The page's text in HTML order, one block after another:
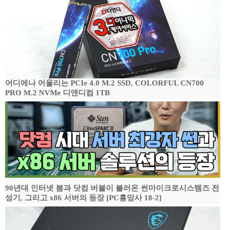
어디에나 어울리는 PCIe 4.0 M.2 SSD, COLORFUL CN700
PRO M.2 NVMe 디앤디컴 1TB
90년대 인터넷 붐과 닷컴 버블이 불러온 썬마이크로시스템즈 전
성기, 그리고 x86 서버의 등장 [PC흥망사 18-2]